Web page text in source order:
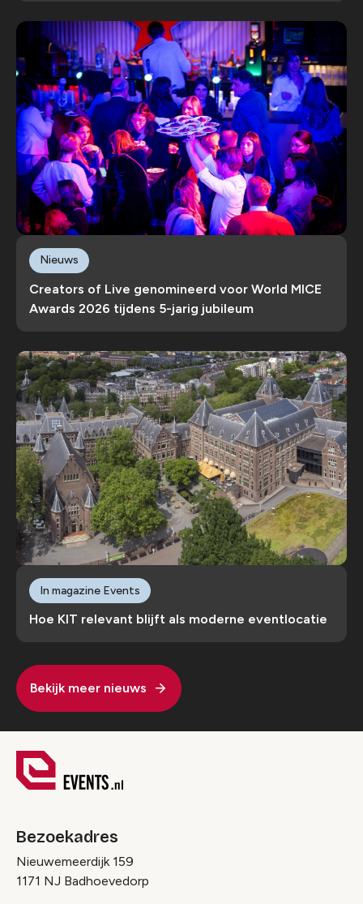
Creators of Live genomineerd voor World MICE
Awards 2026 tijdens 5-jarig jubileum
Nieuws
Hoe KIT relevant blijft als moderne eventlocatie
In magazine Events
Bekijk meer nieuws
Bezoekadres
Nieuwemeerdijk 159
1171 NJ Badhoevedorp